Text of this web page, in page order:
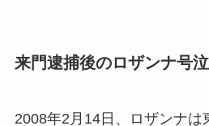
来門逮捕後のロザンナ号
2008年2月14日、ロザンナは